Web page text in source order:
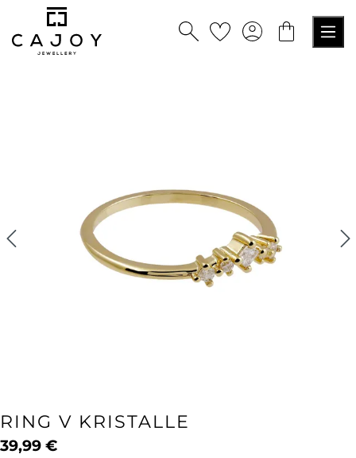
springen
RING V KRISTALLE
39,99 €